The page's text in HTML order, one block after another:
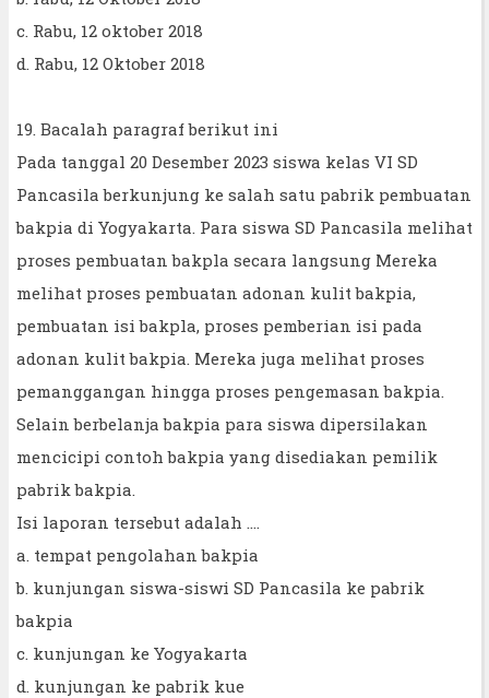
c. Rabu, 12 oktober 2018
d. Rabu, 12 Oktober 2018
19. Bacalah paragraf berikut ini
Pada tanggal 20 Desember 2023 siswa kelas VI SD
Pancasila berkunjung ke salah satu pabrik pembuatan
bakpia di Yogyakarta. Para siswa SD Pancasila melihat
proses pembuatan bakpla secara langsung Mereka
melihat proses pembuatan adonan kulit bakpia,
pembuatan isi bakpla, proses pemberian isi pada
adonan kulit bakpia. Mereka juga melihat proses
pemanggangan hingga proses pengemasan bakpia.
Selain berbelanja bakpia para siswa dipersilakan
mencicipi contoh bakpia yang disediakan pemilik
pabrik bakpia.
Isi laporan tersebut adalah ….
a. tempat pengolahan bakpia
b. kunjungan siswa-siswi SD Pancasila ke pabrik
bakpia
c. kunjungan ke Yogyakarta
d. kunjungan ke pabrik kue